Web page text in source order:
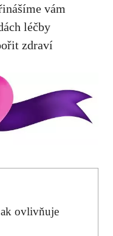
vám
léčby
zdraví
ovlivňuje